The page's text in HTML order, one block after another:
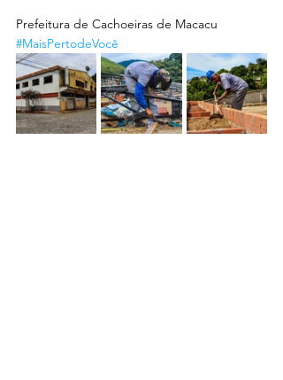
Prefeitura de Cachoeiras de Macacu
#MaisPertodeVocê